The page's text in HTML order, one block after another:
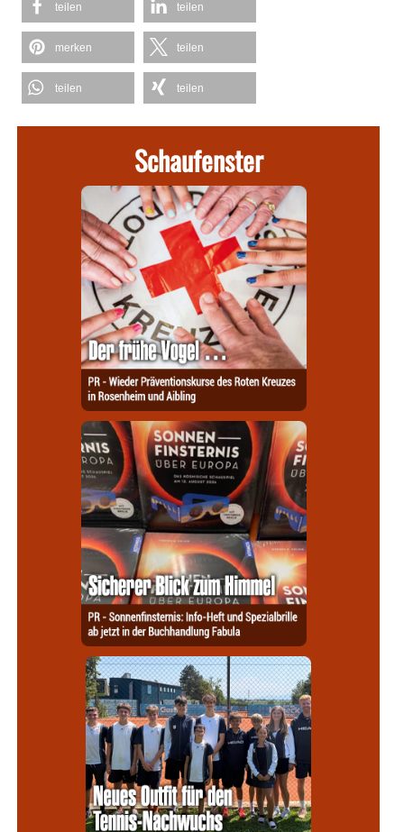
teilen teilen
merken teilen
teilen teilen
Schaufenster